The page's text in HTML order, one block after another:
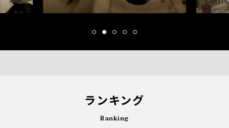
ランキング
Ranking